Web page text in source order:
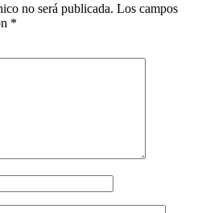
no será publicada. Los campos
*